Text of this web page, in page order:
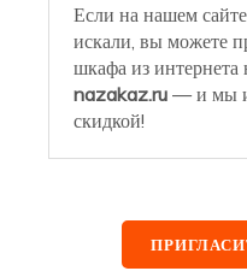
Если на нашем
искали, вы можете
шкафа из интернета
nazakaz.ru — и мы
скидкой!